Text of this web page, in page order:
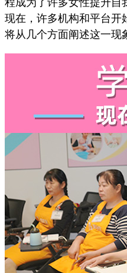
程成为了许多女性提升自
现在，许多机构和平台开
将从几个方面阐述这一现